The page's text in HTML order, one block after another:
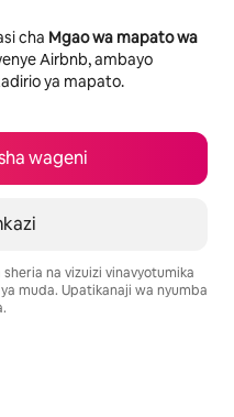
cha Mgao wa mapato wa
Airbnb, ambayo
ya mapato.
wageni
na vizuizi vinavyotumika
muda. Upatikanaji wa nyumba